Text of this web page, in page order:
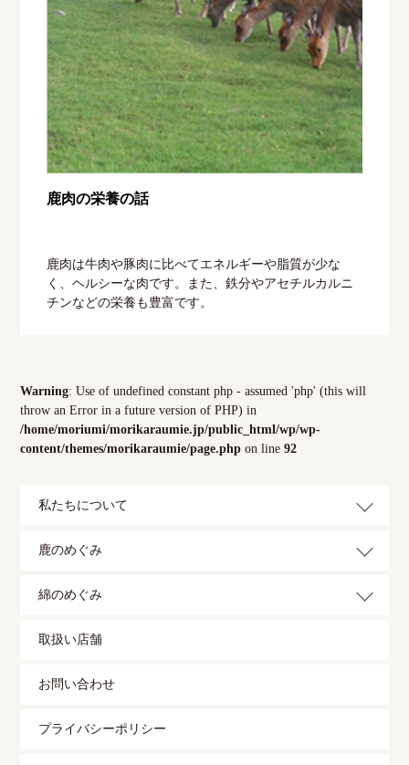
鹿肉の栄養の話
鹿肉は牛肉や豚肉に比べてエネルギーや脂質が少な
く、ヘルシーな肉です。また、鉄分やアセチルカルニ
チンなどの栄養も豊富です。
Warning: Use of undefined constant php - assumed 'php' (this will
throw an Error in a future version of PHP) in
/home/moriumi/morikaraumie.jp/public_html/wp/wp-
content/themes/morikaraumie/page.php on line92
私たちについて
鹿のめぐみ
綿のめぐみ
取扱い店舗
お問い合わせ
プライバシーポリシー